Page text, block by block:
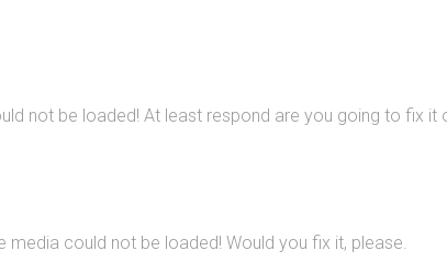
not be loaded! At least respond are you going to fix it
could not be loaded! Would you fix it, please.